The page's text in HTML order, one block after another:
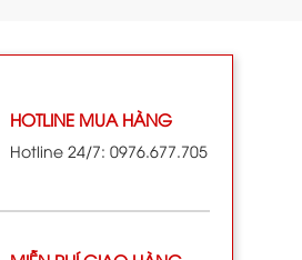
HOTLINE MUA HÀNG
Hotline 24/7: 0976.677.705